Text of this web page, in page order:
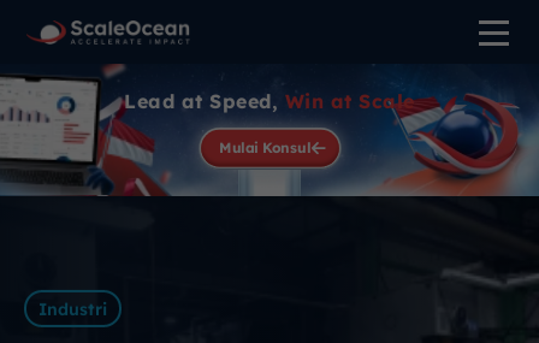
Lead at Speed, Win at Scale
Mulai Konsul
Industri